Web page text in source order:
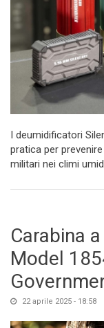
I deumidificatori
pratica per
militari nei climi
Carabina
Model
22 aprile 2025 - 18:58